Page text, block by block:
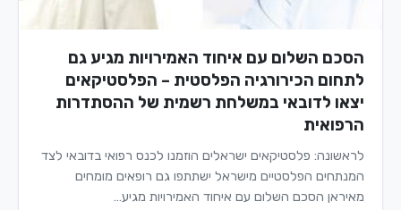
הסכם השלום עם איחוד האמירויות מגיע גם
לתחום הכירורגיה הפלסטית – הפלסטיקאים
יצאו לדובאי במשלחת רשמית של ההסתדרות
הרפואית
לראשונה: פלסטיקאים ישראלים הוזמנו לכנס רפואי בדובאי לצד
המנתחים הפלסטיים מישראל ישתתפו גם רופאים מומחים
מאיראן הסכם השלום עם איחוד האמירויות מגיע…